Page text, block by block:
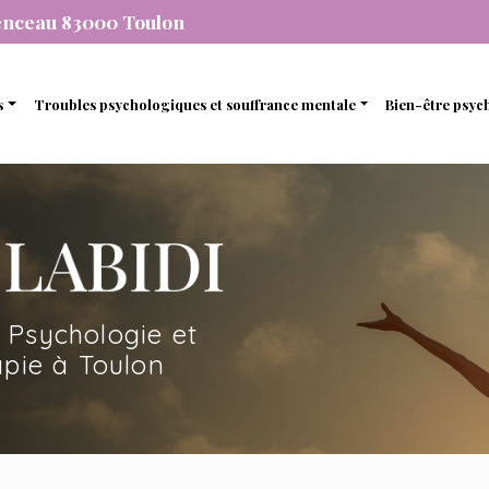
83000 Toulon
ligne avec une psychopraticienne
Troubles psychologiques et souffrance mentale
Dépendance
Bien-être
Estime de
et
à Toulon